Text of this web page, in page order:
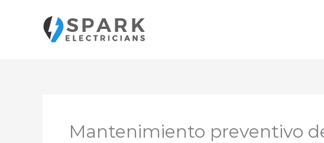
contenido
Mantenimiento preventivo